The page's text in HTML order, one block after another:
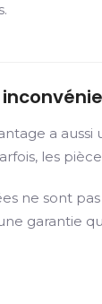
a
les
ne sont
garantie